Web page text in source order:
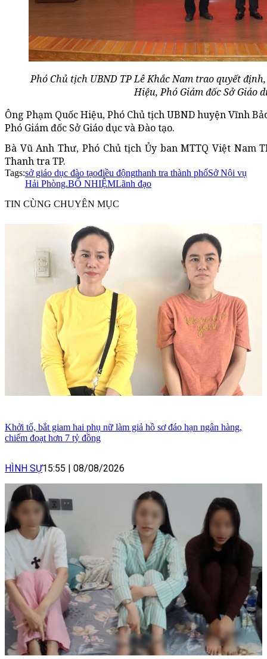
Phó Chủ tịch UBND TP Lê Khắc Nam trao quyết
Hiệu, Phó Giám đốc Sở Giáo
Ông Phạm Quốc Hiệu, Phó Chủ tịch UBND huyện Vĩnh
Phó Giám đốc Sở Giáo dục và Đào tạo.
Bà Vũ Anh Thư, Phó Chủ tịch Ủy ban MTTQ Việt Nam
Thanh tra TP.
Tags:sở giáo dục đào tạođiều độngthanh tra thành phốSở Nội vụ
Hải Phòng.BỔ NHIỆMLãnh đạo
TIN CÙNG CHUYÊN MỤC
Khởi tố, bắt giam hai phụ nữ làm giả hồ sơ đáo hạn ngân hàng,
chiếm đoạt hơn 7 tỷ đồng
HÌNH SỰ15:55 | 08/08/2026